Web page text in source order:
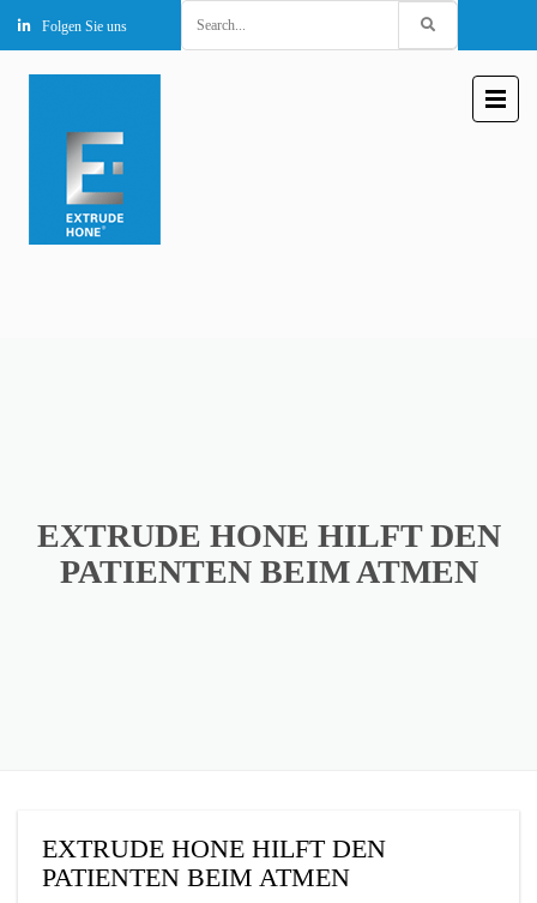
Folgen Sie uns
for:
EXTRUDE HONE HILFT DEN
PATIENTEN BEIM ATMEN
EXTRUDE HONE HILFT DEN
PATIENTEN BEIM ATMEN